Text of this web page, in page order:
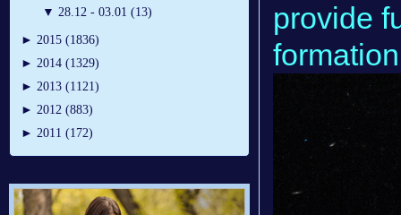
▼ 28.12 - 03.01 (13)
► 2015 (1836)
► 2014 (1329)
► 2013 (1121)
► 2012 (883)
► 2011 (172)
provide